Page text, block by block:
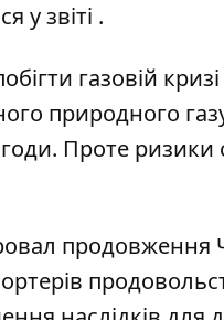
у звіті .
газовій
природного
Проте ризики
продовження